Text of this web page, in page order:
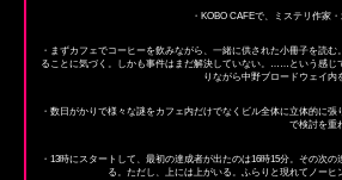
・KOBO CAFEで、ミステリ作家
・まずカフェでコーヒーを飲みながら、一緒に供された小冊子を読
ることに気づく。しかも事件はまだ解決していない。……という感じ
りながら中野ブロードウェイ
・数日がかりで様々な謎をカフェ内だけでなくビル全体に立体的に
で検討を重
・13時にスタートして、最初の達成者が出たのは16時15分。その次
る。ただし、上には上がいる。ふらりと現れてノー